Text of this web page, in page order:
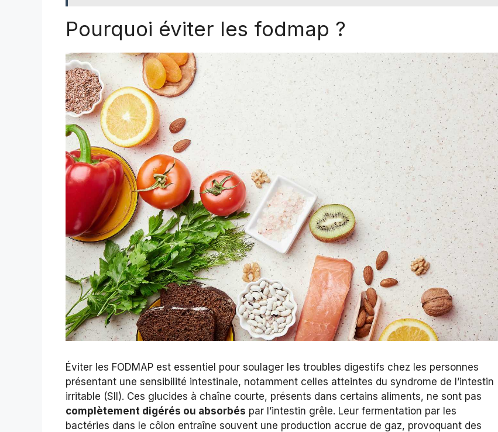
Pourquoi éviter les fodmap ?
Éviter les FODMAP est essentiel pour soulager les troubles digestifs chez les personnes
présentant une sensibilité intestinale, notamment celles atteintes du syndrome de l’intestin
irritable (SII). Ces glucides à chaîne courte, présents dans certains aliments, ne sont pas
complètement digérés ou absorbés par l’intestin grêle. Leur fermentation par les
bactéries dans le côlon entraîne souvent une production accrue de gaz, provoquant des